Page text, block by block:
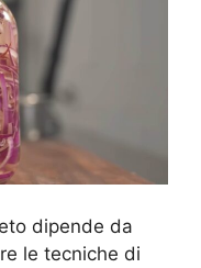
dipende da
le tecniche di